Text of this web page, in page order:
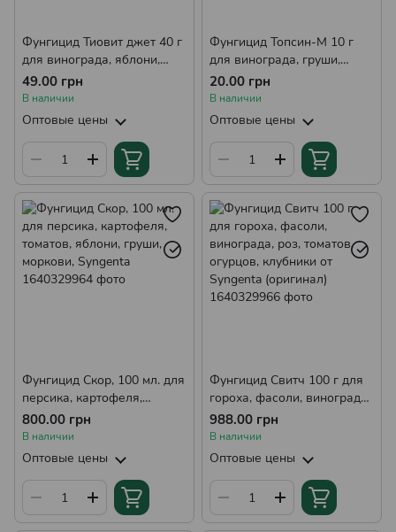
Фунгицид Тиовит джет 40 г
для винограда, яблони,
груши, огурцов и капусты
Syngenta
49.00 грн
В наличии
Оптовые цены
Фунгицид Топсин-М 10 г
для винограда, груши,
яблони, вишни, огурцов,
персика
20.00 грн
В наличии
Оптовые цены
Фунгицид Скор, 100 мл. для
персика, картофеля,
томатов, яблони, груши,
моркови, Syngenta
800.00 грн
В наличии
Оптовые цены
Фунгицид Свитч 100 г для
гороха, фасоли, винограда,
роз, томатов, огурцов,
клубники от Syngenta
(оригинал)
988.00 грн
В наличии
Оптовые цены